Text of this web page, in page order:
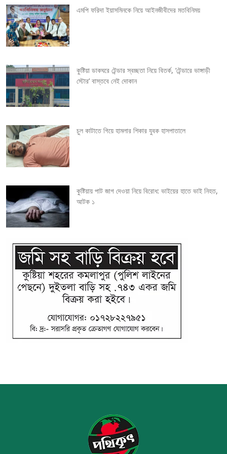
v
i
a
t
i
o
n
এমপি ফরিদা ইয়াসমিনকে নিয়ে আইনজীবীদের মতবিনিময়
কুষ্টিয়া ডাকঘরে টেন্ডার স্বচ্ছতা নিয়ে বিতর্ক, ‘টেন্ডারে ভাঙ্গাড়ী
স্টোর’ বাস্তবে নেই দোকান
চুল কাটাতে গিয়ে হামলার শিকার যুবক হাসপাতালে
কুষ্টিয়ায় পাট জাগ দেওয়া নিয়ে বিরোধ: ভাইয়ের হাতে ভাই নিহত,
আটক ১